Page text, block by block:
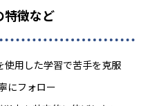
特徴など
使用した学習で苦手を克服
にフォロー